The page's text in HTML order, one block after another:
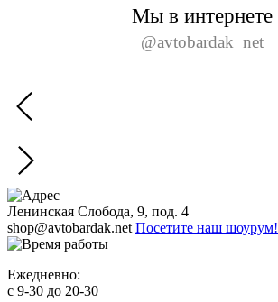
Мы в интернете
@avtobardak_net
Ленинская Слобода, 9, под. 4
shop@avtobardak.net Посетите наш шоурум!
Ежедневно:
c 9-30 до 20-30